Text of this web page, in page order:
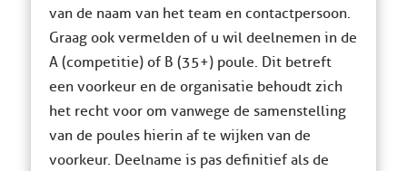
van de naam van het team en contactpersoon.
Graag ook vermelden of u wil deelnemen in de
A (competitie) of B (35+) poule. Dit betreft
een voorkeur en de organisatie behoudt zich
het recht voor om vanwege de samenstelling
van de poules hierin af te wijken van de
voorkeur. Deelname is pas definitief als de